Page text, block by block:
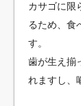
カサゴに限
るため、食
す。
歯が生え揃
れますし、